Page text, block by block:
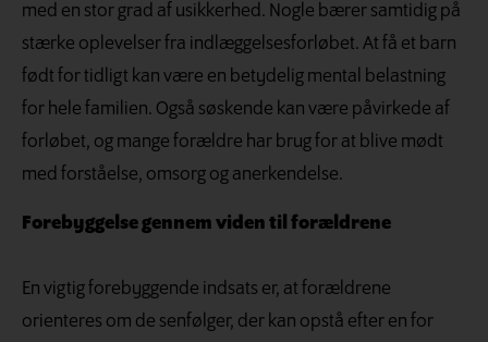
med en stor grad af usikkerhed. Nogle bærer samtidig på
stærke oplevelser fra indlæggelsesforløbet. At få et barn
født for tidligt kan være en betydelig mental belastning
for hele familien. Også søskende kan være påvirkede af
forløbet, og mange forældre har brug for at blive mødt
med forståelse, omsorg og anerkendelse.
Forebyggelse gennem viden til forældrene
En vigtig forebyggende indsats er, at forældrene
orienteres om de senfølger, der kan opstå efter en for